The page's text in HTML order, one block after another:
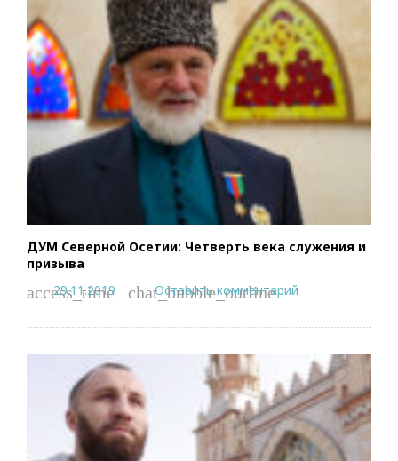
ДУМ Северной Осетии: Четверть века служения и
призыва
access_time
29.11.2019 chat_bubble_outline
Оставить комментарий